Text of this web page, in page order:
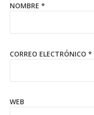
NOMBRE *
CORREO ELECTRÓNICO *
WEB